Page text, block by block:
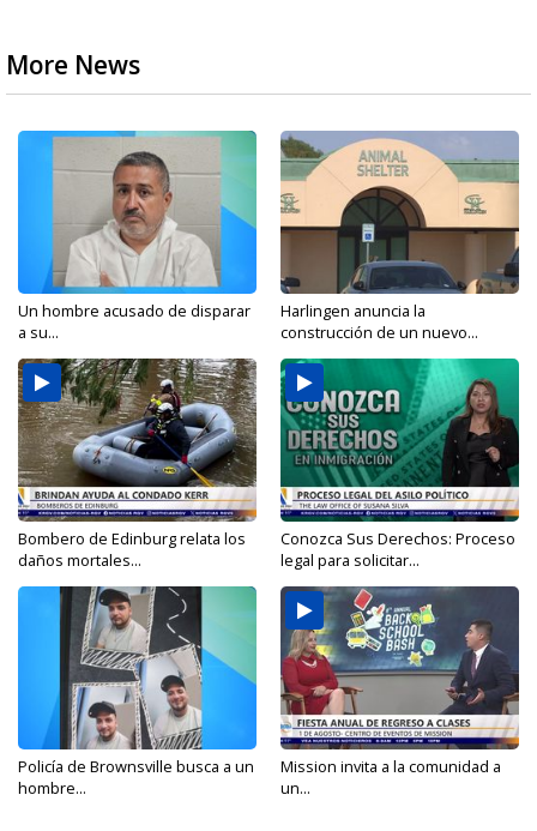
More News
Un hombre acusado de disparar
a su...
Harlingen anuncia la
construcción de un nuevo...
Bombero de Edinburg relata los
daños mortales...
Conozca Sus Derechos: Proceso
legal para solicitar...
Policía de Brownsville busca a un
hombre...
Mission invita a la comunidad a
un...